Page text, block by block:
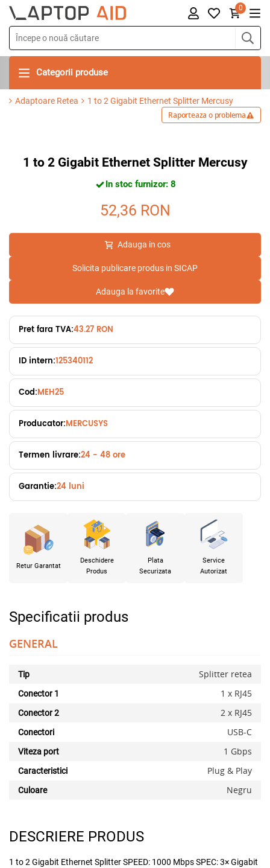
0
Categorii produse
Adaptoare Retea 1 to 2 Gigabit Ethernet Splitter Mercusy
Raporteaza o problema
1 to 2 Gigabit Ethernet Splitter Mercusy
In stoc furnizor: 8
52,36 RON
Adauga in cos
Solicita publicare produs in SICAP
Adauga la favorite
Pret fara TVA:43.27 RON
ID intern:125340112
Cod:MEH25
Producator:MERCUSYS
Termen livrare:24 - 48 ore
Garantie:24 luni
Retur Garantat
Deschidere
Produs
Plata
Securizata
Service
Autorizat
Specificatii produs
GENERAL
Tip Splitter retea
Conector 1 1 x RJ45
Conector 2 2 x RJ45
Conectori USB-C
Viteza port 1 Gbps
Caracteristici Plug & Play
Culoare Negru
DESCRIERE PRODUS
1 to 2 Gigabit Ethernet Splitter SPEED: 1000 Mbps SPEC: 3× Gigabit